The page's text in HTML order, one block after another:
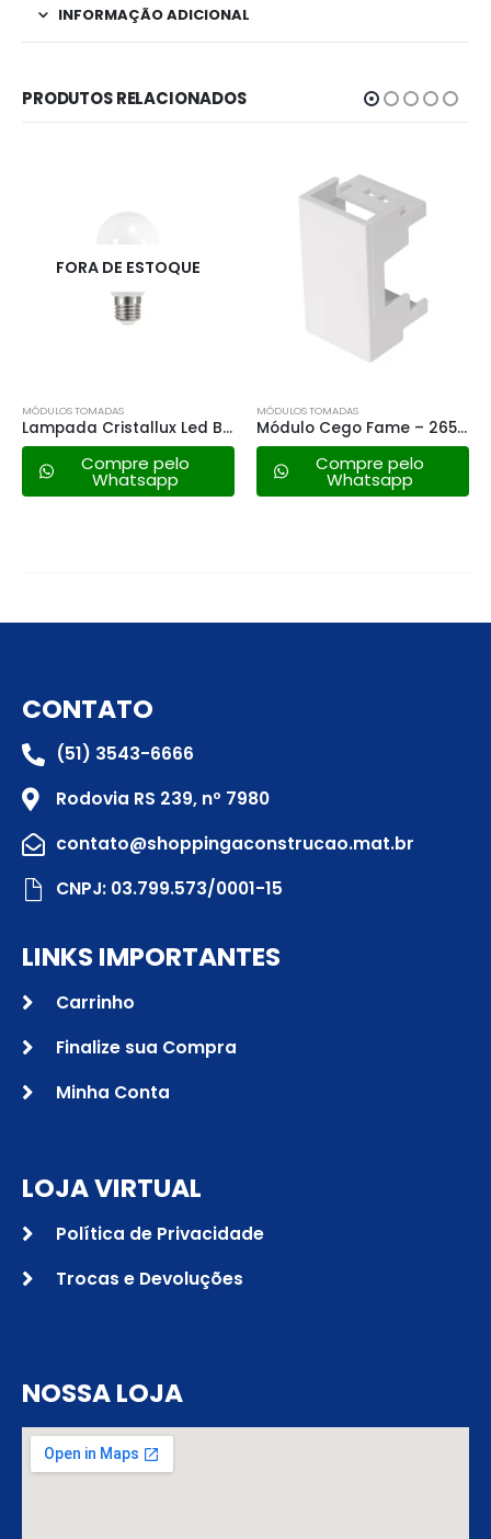
INFORMAÇÃO ADICIONAL
PRODUTOS RELACIONADOS
FORA DE ESTOQUE
MÓDULOS TOMADAS
Lampada Cristallux Led Bulbo – 6w 6500k
Compre pelo
Whatsapp
MÓDULOS TOMADAS
Módulo Cego Fame – 2658 Modulare/evidence ( 2 Pçs )
Compre pelo
Whatsapp
CONTATO
(51) 3543-6666
Rodovia RS 239, nº 7980
contato@shoppingaconstrucao.mat.br
CNPJ: 03.799.573/0001-15
LINKS IMPORTANTES
Carrinho
Finalize sua Compra
Minha Conta
LOJA VIRTUAL
Política de Privacidade
Trocas e Devoluções
NOSSA LOJA